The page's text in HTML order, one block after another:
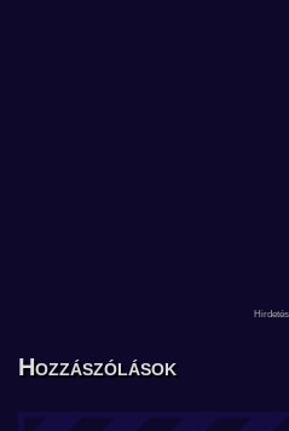
Hozzászólások